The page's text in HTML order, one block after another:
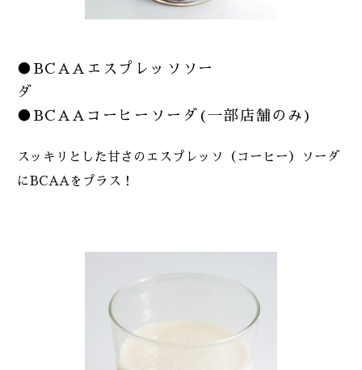
●BCAAエスプレッソソー
ダ
●BCAAコーヒーソーダ(一部店舗のみ)
スッキリとした甘さのエスプレッソ（コーヒー）ソーダ
にBCAAをプラス！